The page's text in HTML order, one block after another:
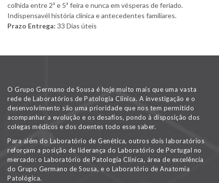
colhida entre 2ª e 5ª feira e nunca em vésperas de feriado.
Indispensavél história clínica e antecedentes familiares.
Prazo Entrega: 33 Dias úteis
O Grupo Germano de Sousa é hoje muito mais que uma vasta
rede de Laboratórios de Patologia Clínica. A investigação e o
desenvolvimento são uma prioridade que nos tem permitido
acompanhar a evolução e os desafios, pondo à disposição dos
colegas médicos e dos doentes todo esse saber.
Para além do Laboratório de Genética, outros dois laboratórios
reforçam a posição de liderança do Laboratório de Portugal no
mercado: o Laboratório de Patologia Clínica, área de excelência
do Grupo Germano de Sousa, e o Laboratório de Anatomia
Patológica.